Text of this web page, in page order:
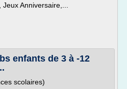
Anniversaire,...
enfants de 3 à -12
scolaires)